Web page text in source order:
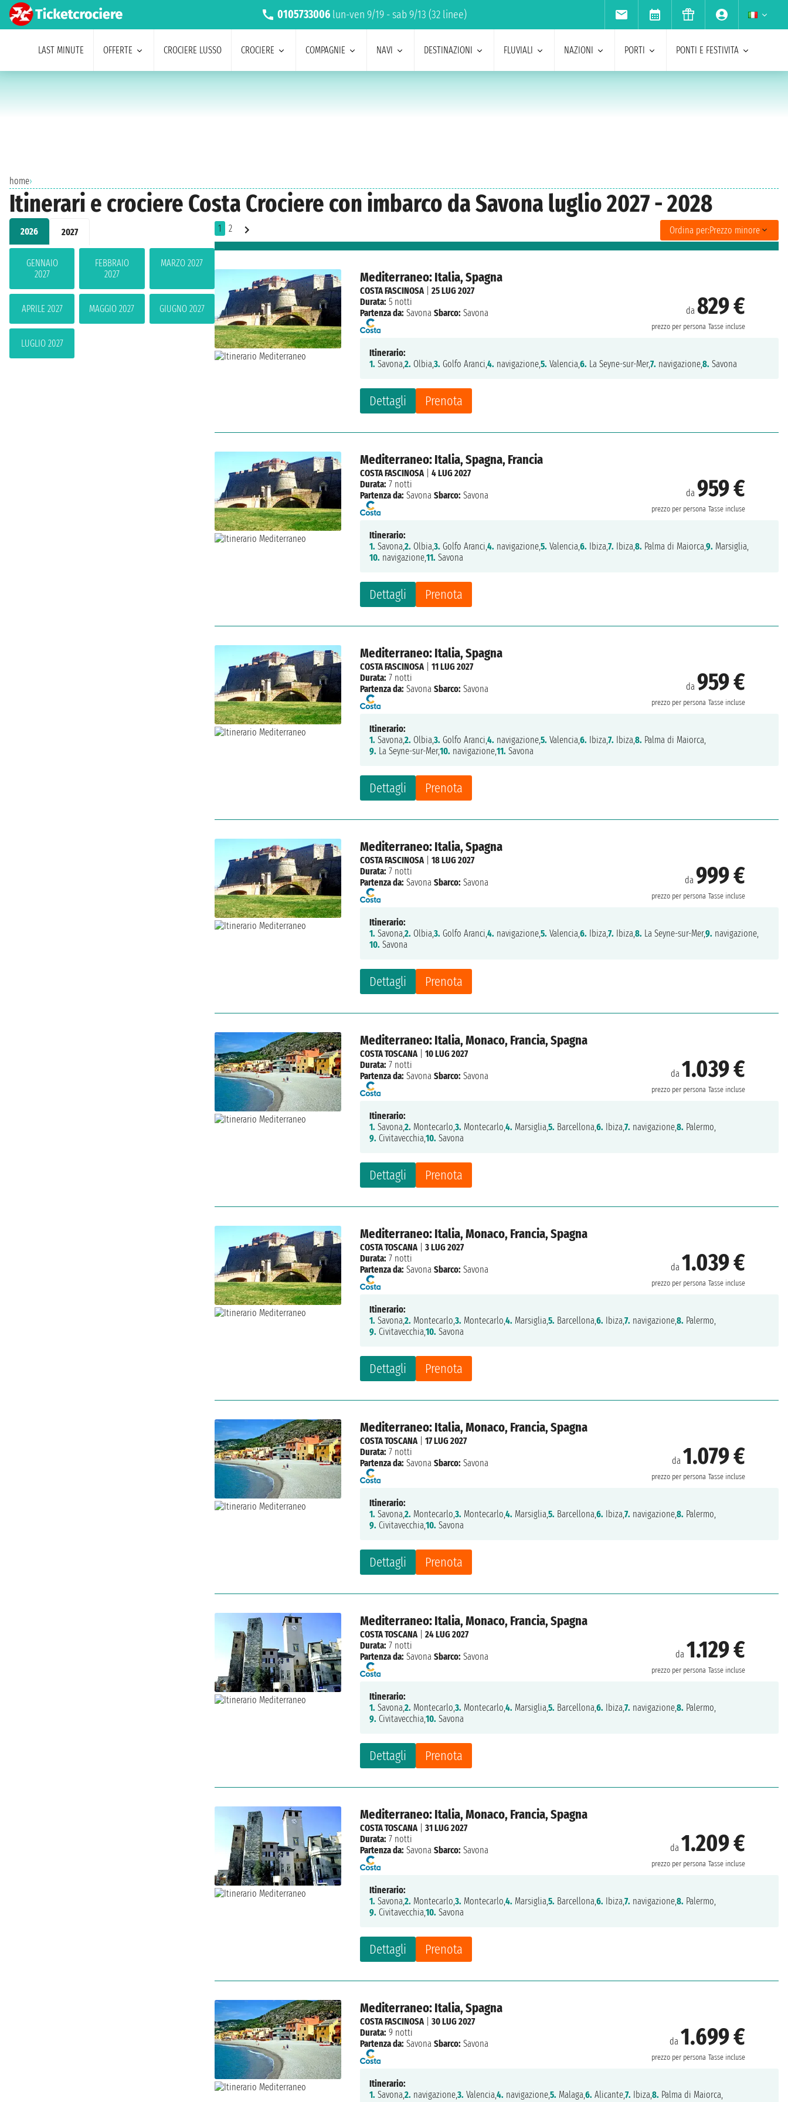
0105733006 lun-ven 9/19 - sab 9/13 (32 linee)
LAST MINUTE OFFERTE CROCIERE LUSSO CROCIERE COMPAGNIE NAVI DESTINAZIONI FLUVIALI NAZIONI PORTI PONTI E FESTIVITA
home›
Itinerari e crociere Costa Crociere con imbarco da Savona luglio 2027 - 2028
2026 2027
GENNAIO
2027
FEBBRAIO
2027
MARZO 2027
APRILE 2027 MAGGIO 2027 GIUGNO 2027
LUGLIO 2027
1 2 Ordina per:Prezzo minore
Mediterraneo: Italia, Spagna
da829 €
prezzo per persona Tasse incluse
Dettagli Prenota
COSTA FASCINOSA|25 LUG 2027
Durata: 5 notti
Partenza da: Savona Sbarco: Savona
Itinerario:
1. Savona,2. Olbia,3. Golfo Aranci,4. navigazione,5. Valencia,6. La Seyne-sur-Mer,7. navigazione,8. Savona
Mediterraneo: Italia, Spagna, Francia
da 959 €
prezzo per persona Tasse incluse
Dettagli Prenota
COSTA FASCINOSA|4 LUG 2027
Durata: 7 notti
Partenza da: Savona Sbarco: Savona
Itinerario:
1. Savona,2. Olbia,3. Golfo Aranci,4. navigazione,5. Valencia,6. Ibiza,7. Ibiza,8. Palma di Maiorca,9. Marsiglia,
10. navigazione,11. Savona
Mediterraneo: Italia, Spagna
da 959 €
prezzo per persona Tasse incluse
Dettagli Prenota
COSTA FASCINOSA|11 LUG 2027
Durata: 7 notti
Partenza da: Savona Sbarco: Savona
Itinerario:
1. Savona,2. Olbia,3. Golfo Aranci,4. navigazione,5. Valencia,6. Ibiza,7. Ibiza,8. Palma di Maiorca,
9. La Seyne-sur-Mer,10. navigazione,11. Savona
Mediterraneo: Italia, Spagna
da 999 €
prezzo per persona Tasse incluse
Dettagli Prenota
COSTA FASCINOSA|18 LUG 2027
Durata: 7 notti
Partenza da: Savona Sbarco: Savona
Itinerario:
1. Savona,2. Olbia,3. Golfo Aranci,4. navigazione,5. Valencia,6. Ibiza,7. Ibiza,8. La Seyne-sur-Mer,9. navigazione,
10. Savona
Mediterraneo: Italia, Monaco, Francia, Spagna
da 1.039 €
prezzo per persona Tasse incluse
Dettagli Prenota
COSTA TOSCANA|10 LUG 2027
Durata: 7 notti
Partenza da: Savona Sbarco: Savona
Itinerario:
1. Savona,2. Montecarlo,3. Montecarlo,4. Marsiglia,5. Barcellona,6. Ibiza,7. navigazione,8. Palermo,
9. Civitavecchia,10. Savona
Mediterraneo: Italia, Monaco, Francia, Spagna
da 1.039 €
prezzo per persona Tasse incluse
Dettagli Prenota
COSTA TOSCANA|3 LUG 2027
Durata: 7 notti
Partenza da: Savona Sbarco: Savona
Itinerario:
1. Savona,2. Montecarlo,3. Montecarlo,4. Marsiglia,5. Barcellona,6. Ibiza,7. navigazione,8. Palermo,
9. Civitavecchia,10. Savona
Mediterraneo: Italia, Monaco, Francia, Spagna
da 1.079 €
prezzo per persona Tasse incluse
Dettagli Prenota
COSTA TOSCANA|17 LUG 2027
Durata: 7 notti
Partenza da: Savona Sbarco: Savona
Itinerario:
1. Savona,2. Montecarlo,3. Montecarlo,4. Marsiglia,5. Barcellona,6. Ibiza,7. navigazione,8. Palermo,
9. Civitavecchia,10. Savona
Mediterraneo: Italia, Monaco, Francia, Spagna
da 1.129 €
prezzo per persona Tasse incluse
Dettagli Prenota
COSTA TOSCANA|24 LUG 2027
Durata: 7 notti
Partenza da: Savona Sbarco: Savona
Itinerario:
1. Savona,2. Montecarlo,3. Montecarlo,4. Marsiglia,5. Barcellona,6. Ibiza,7. navigazione,8. Palermo,
9. Civitavecchia,10. Savona
Mediterraneo: Italia, Monaco, Francia, Spagna
da 1.209 €
prezzo per persona Tasse incluse
Dettagli Prenota
COSTA TOSCANA|31 LUG 2027
Durata: 7 notti
Partenza da: Savona Sbarco: Savona
Itinerario:
1. Savona,2. Montecarlo,3. Montecarlo,4. Marsiglia,5. Barcellona,6. Ibiza,7. navigazione,8. Palermo,
9. Civitavecchia,10. Savona
Mediterraneo: Italia, Spagna
da 1.699 €
prezzo per persona Tasse incluse
COSTA FASCINOSA|30 LUG 2027
Durata: 9 notti
Partenza da: Savona Sbarco: Savona
Itinerario:
1. Savona,2. navigazione,3. Valencia,4. navigazione,5. Malaga,6. Alicante,7. Ibiza,8. Palma di Maiorca,